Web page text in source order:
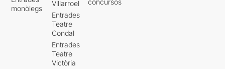
monòlegs
Villarroel
Entrades
Teatre
Condal
Entrades
Teatre
Victòria
concursos